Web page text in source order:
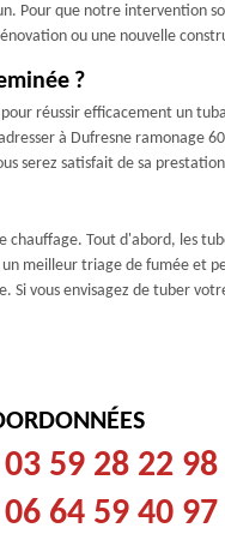
Pour que notre intervention
ou une nouvelle
?
réussir efficacement un
à Dufresne ramonage
serez satisfait de sa
Tout d'abord, les
meilleur triage de fumée et
vous envisagez de tuber
03 59 28 22 98
06 64 59 40 97